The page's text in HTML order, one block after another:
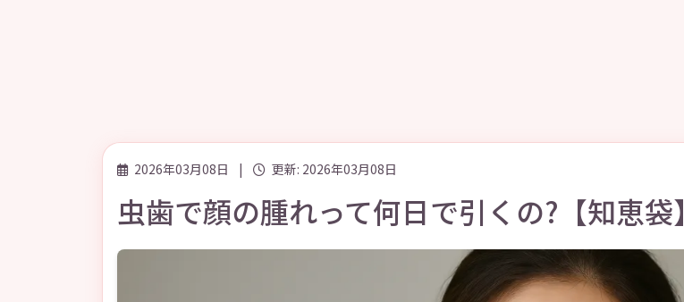
2026年03月08日 | 更新: 2026年03月08日
虫歯で顔の腫れって何日で引くの?【知恵袋】